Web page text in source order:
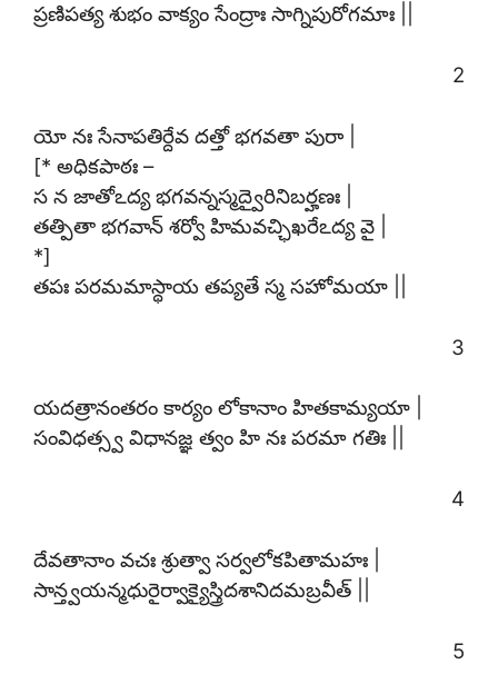
ప్రణిపత్య శుభం వాక్యం సేంద్రాః సాగ్నిపురోగమాః ||
2
యో నః సేనాపతిర్దేవ దత్తో భగవతా పురా |
[* అధికపాఠః –
స న జాతోఽద్య భగవన్నస్మద్వైరినిబర్హణః |
తత్పితా భగవాన్ శర్వో హిమవచ్ఛిఖరేఽద్య వై |
*]
తపః పరమమాస్థాయ తప్యతే స్మ సహోమయా ||
3
యదత్రానంతరం కార్యం లోకానాం హితకామ్యయా |
సంవిధత్స్వ విధానజ్ఞ త్వం హి నః పరమా గతిః ||
4
దేవతానాం వచః శ్రుత్వా సర్వలోకపితామహః |
సాన్త్వయన్మధురైర్వాక్యైస్త్రిదశానిదమబ్రవీత్ ||
5